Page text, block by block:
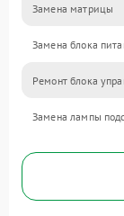
Замена матрицы
Замена блока
Ремонт блока
Замена лампы